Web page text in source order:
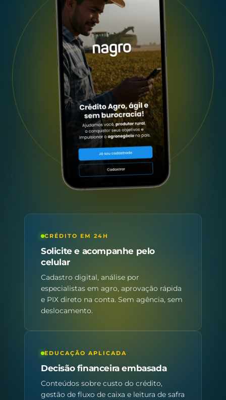
CRÉDITO EM 24H
Solicite e acompanhe pelo
celular
Cadastro digital, análise por
especialistas em agro, aprovação rápida
e PIX direto na conta. Sem agência, sem
deslocamento.
EDUCAÇÃO APLICADA
Decisão financeira embasada
Conteúdos sobre custo do crédito,
gestão de fluxo de caixa e leitura de safra